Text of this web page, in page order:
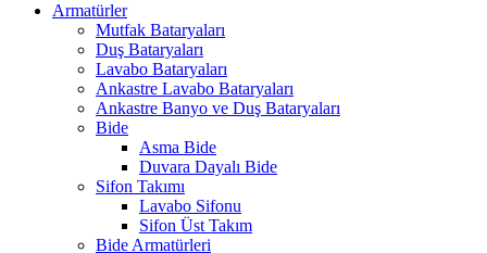
Armatürler
Mutfak Bataryaları
Duş Bataryaları
Lavabo Bataryaları
Ankastre Lavabo Bataryaları
Ankastre Banyo ve Duş Bataryaları
Bide
Asma Bide
Duvara Dayalı Bide
Sifon Takımı
Lavabo Sifonu
Sifon Üst Takım
Bide Armatürleri